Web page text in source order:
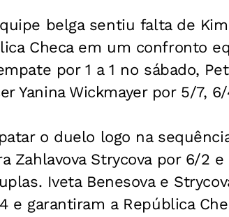
belga sentiu falta de
Checa em um confronto
por 1 a 1 no sábado,
Yanina Wickmayer por 5/7,
o duelo logo na
Zahlavova Strycova por 6/2
Iveta Benesova e
e garantiram a República